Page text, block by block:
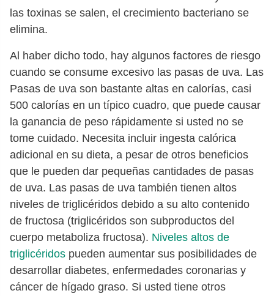
las toxinas se salen, el crecimiento bacteriano se
elimina.
Al haber dicho todo, hay algunos factores de riesgo
cuando se consume excesivo las pasas de uva. Las
Pasas de uva son bastante altas en calorías, casi
500 calorías en un típico cuadro, que puede causar
la ganancia de peso rápidamente si usted no se
tome cuidado. Necesita incluir ingesta calórica
adicional en su dieta, a pesar de otros beneficios
que le pueden dar pequeñas cantidades de pasas
de uva. Las pasas de uva también tienen altos
niveles de triglicéridos debido a su alto contenido
de fructosa (triglicéridos son subproductos del
cuerpo metaboliza fructosa). Niveles altos de
triglicéridos pueden aumentar sus posibilidades de
desarrollar diabetes, enfermedades coronarias y
cáncer de hígado graso. Si usted tiene otros